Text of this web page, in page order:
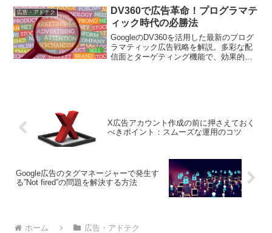
す。
広告・アドテク
DV360で広告革命！プログラマテ
ィック時代の必勝法
GoogleのDV360を活用した最新のプログ
ラマティック広告戦略を解説。多彩な配
信面とターゲティング機能で、効果的な
X広告アカウント作成の前に押さえておく
べきポイント：スムーズな運用のコツ
Google広告のタグマネージャーで発生す
る”Not fired”の問題を解決する方法
ホーム 広告・アドテク